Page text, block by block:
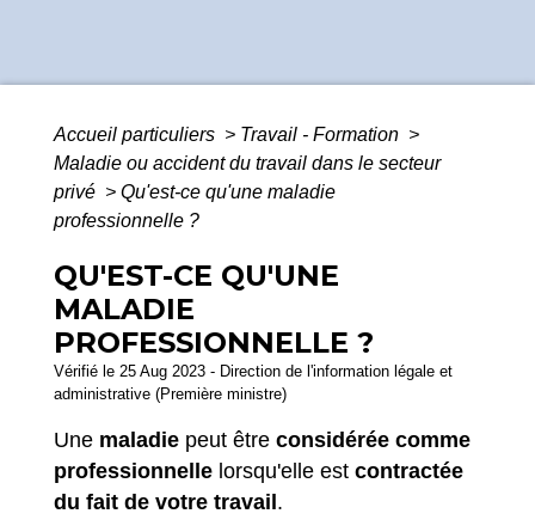
Accueil particuliers > Travail - Formation >
Maladie ou accident du travail dans le secteur
privé > Qu'est-ce qu'une maladie
professionnelle ?
QU'EST-CE QU'UNE
MALADIE
PROFESSIONNELLE ?
Vérifié le 25 Aug 2023 - Direction de l'information légale et
administrative (Première ministre)
Une maladie peut être considérée comme
professionnelle lorsqu'elle est contractée
du fait de votre travail .